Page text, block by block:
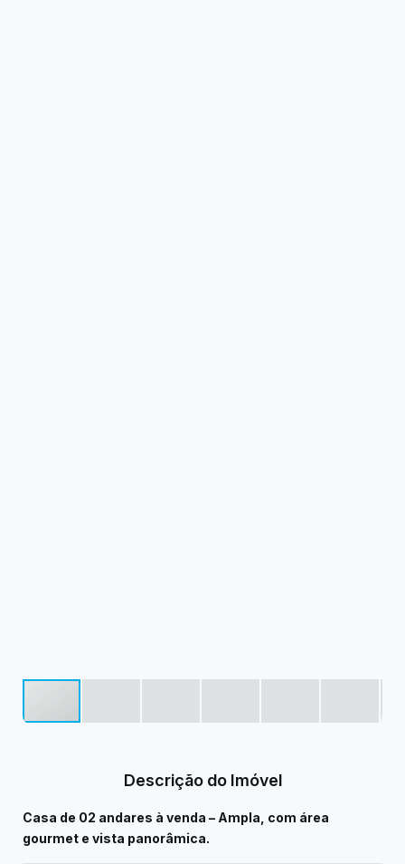
Descrição do Imóvel
Casa de 02 andares à venda – Ampla, com área
gourmet e vista panorâmica.